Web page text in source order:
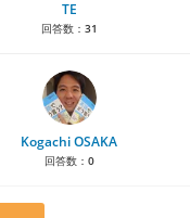
TE
回答数： 31
Kogachi OSAKA
回答数： 0